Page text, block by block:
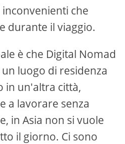
che
durante il viaggio.
è che Digital Nomad
luogo di residenza
in un'altra città,
a lavorare senza
in Asia non si vuole
il giorno. Ci sono